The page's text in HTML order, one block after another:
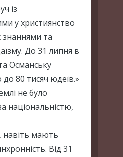
із
у християнство
знаннями та
До 31 липня в
Османську
до 80 тисяч юдеїв.»
не було
національністю,
навіть мають
Від 31